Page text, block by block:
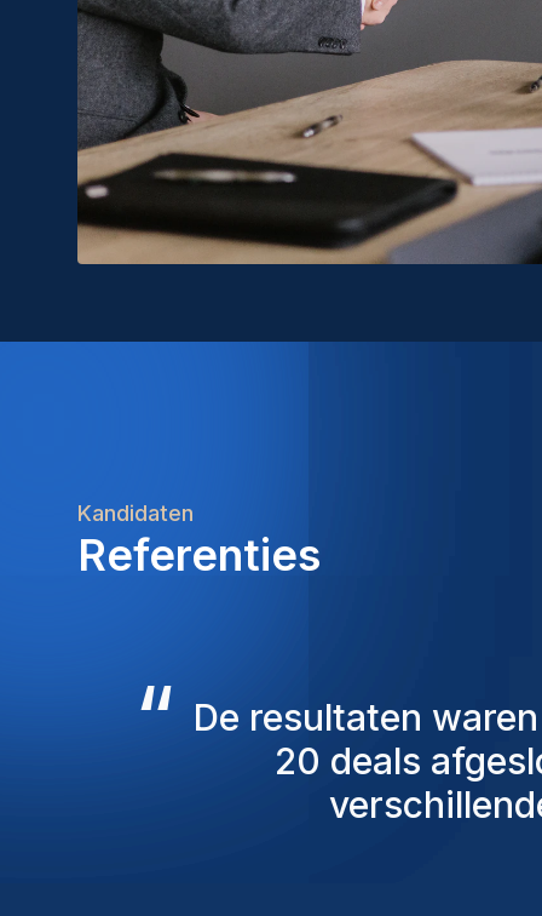
Kandidaten
Referenties
“ De consultants
overweging
mensen die
persoonlijk ben ik